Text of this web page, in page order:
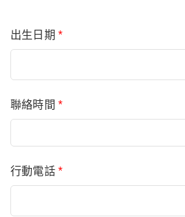
出生日期*
聯絡時間*
行動電話*